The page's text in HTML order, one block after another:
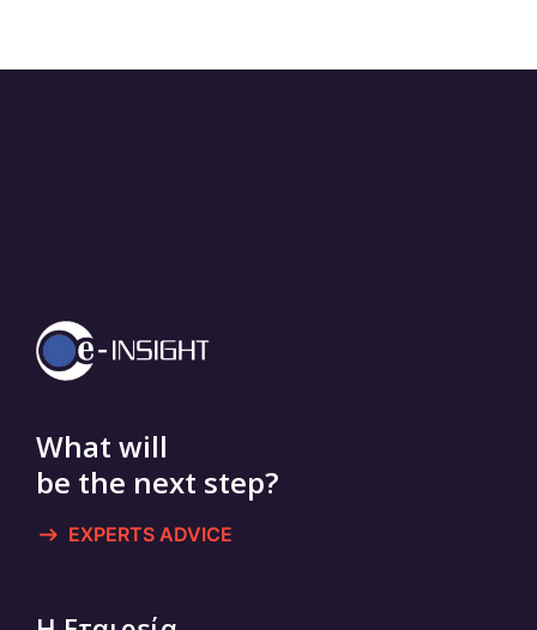
What will
be the next step?
EXPERTS ADVICE